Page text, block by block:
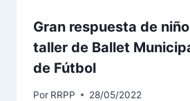
Gran respuesta de
taller de Ballet
de Fútbol
Por RRPP 28/05/2022